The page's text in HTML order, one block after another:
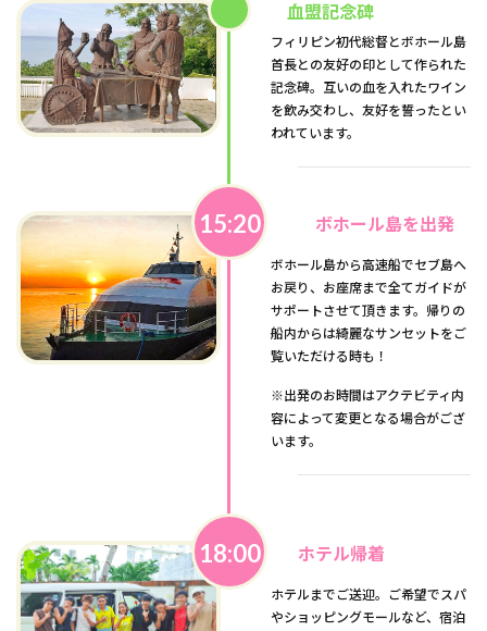
血盟記念碑
フィリピン初代総督とボホール島
首長との友好の印として作られた
記念碑。互いの血を入れたワイン
を飲み交わし、友好を誓ったとい
われています。
15:20 ボホール島を出発
ボホール島から高速船でセブ島へ
お戻り、お座席まで全てガイドが
サポートさせて頂きます。帰りの
船内からは綺麗なサンセットをご
覧いただける時も！
※出発のお時間はアクテビティ内
容によって変更となる場合がござ
います。
18:00 ホテル帰着
ホテルまでご送迎。ご希望でスパ
やショッピングモールなど、宿泊